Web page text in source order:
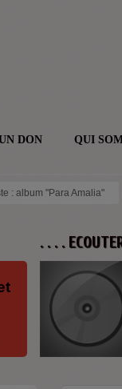
DON QUI
: album "Para Amalia"
. . . .